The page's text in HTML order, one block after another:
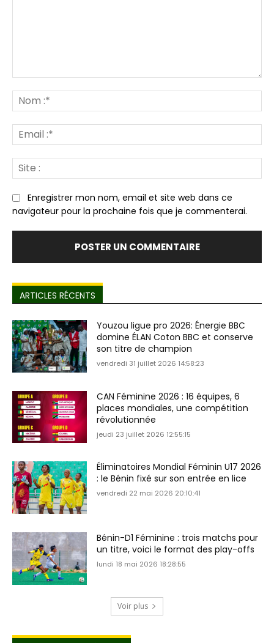
:*
:*
:
Enregistrer mon nom, email et site web dans ce
navigateur pour la prochaine fois que je commenterai.
ARTICLES RÉCENTS
Youzou ligue pro 2026: Énergie BBC
domine ÉLAN Coton BBC et conserve
son titre de champion
vendredi 31 juillet 2026 14:58:23
CAN Féminine 2026 : 16 équipes, 6
places mondiales, une compétition
révolutionnée
jeudi 23 juillet 2026 12:55:15
Éliminatoires Mondial Féminin U17 2026
: le Bénin fixé sur son entrée en lice
vendredi 22 mai 2026 20:10:41
Bénin-D1 Féminine : trois matchs pour
un titre, voici le format des play-offs
lundi 18 mai 2026 18:28:55
Voir plus